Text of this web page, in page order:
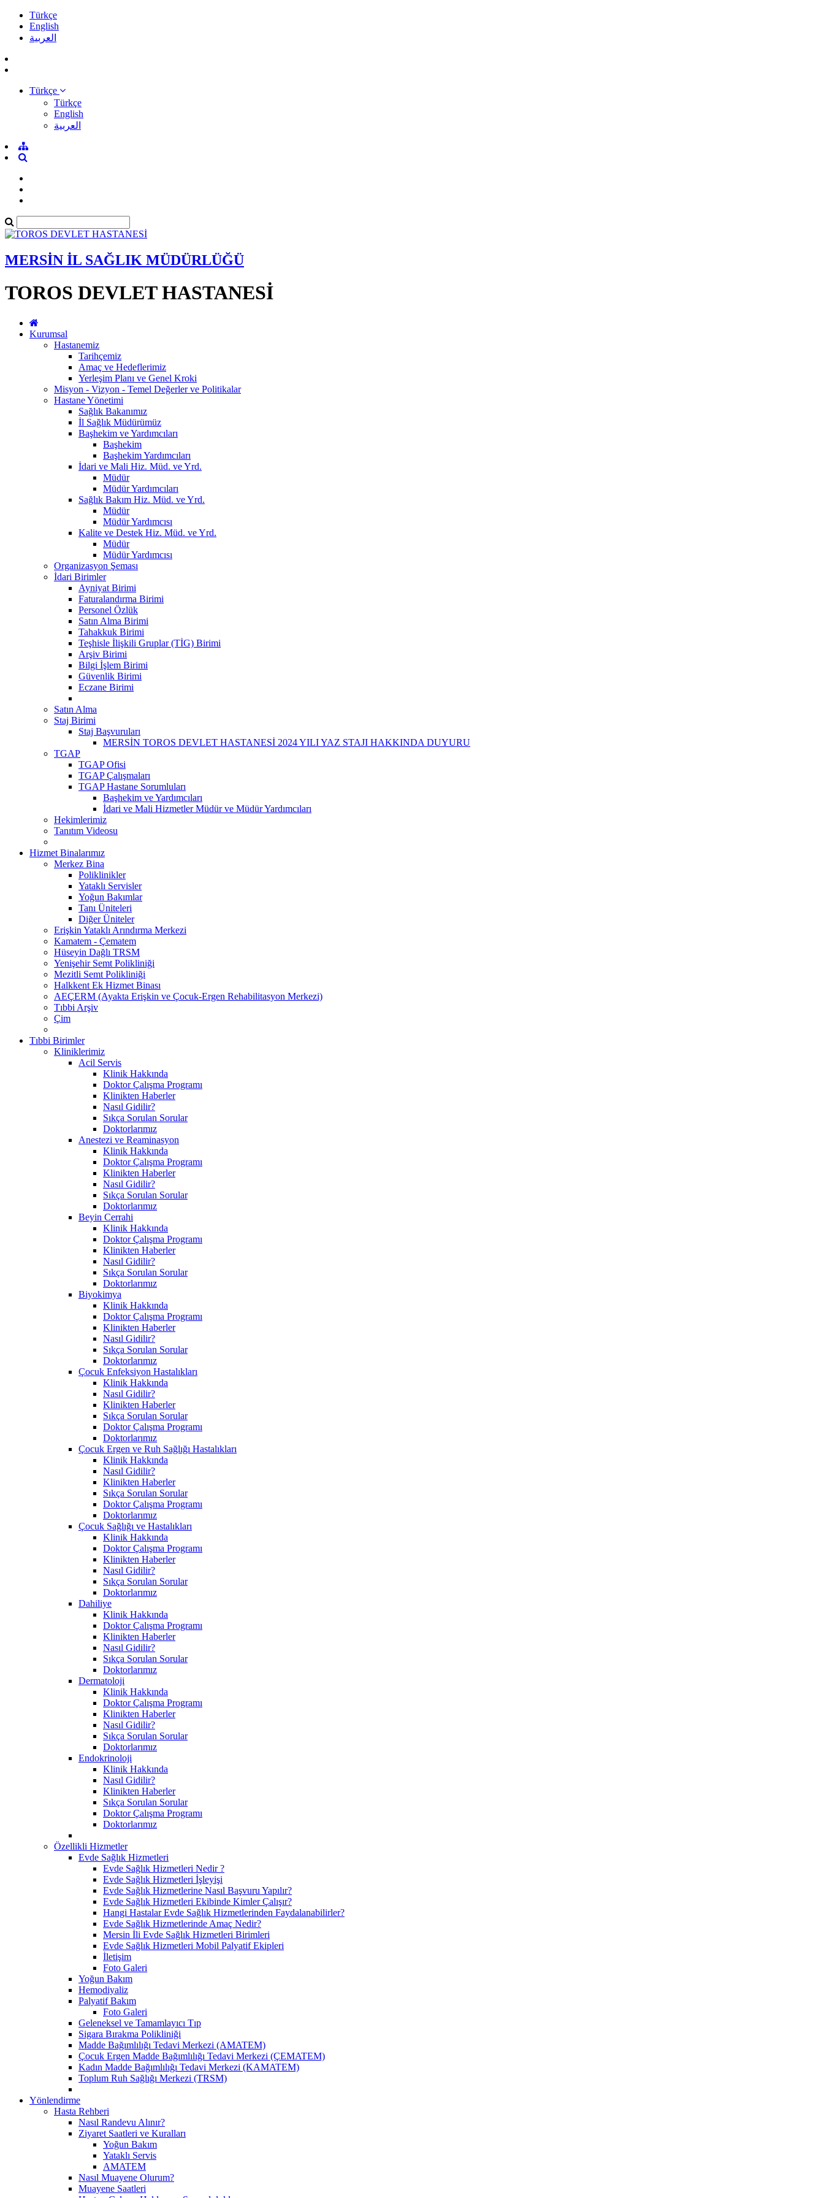
Türkçe
English
العربية
Türkçe
Türkçe
English
العربية
MERSİN İL SAĞLIK MÜDÜRLÜĞÜ
TOROS DEVLET HASTANESİ
Kurumsal
Hastanemiz
Tarihçemiz
Amaç ve Hedeflerimiz
Yerleşim Planı ve Genel Kroki
Misyon - Vizyon - Temel Değerler ve Politikalar
Hastane Yönetimi
Sağlık Bakanımız
İl Sağlık Müdürümüz
Başhekim ve Yardımcıları
Başhekim
Başhekim Yardımcıları
İdari ve Mali Hiz. Müd. ve Yrd.
Müdür
Müdür Yardımcıları
Sağlık Bakım Hiz. Müd. ve Yrd.
Müdür
Müdür Yardımcısı
Kalite ve Destek Hiz. Müd. ve Yrd.
Müdür
Müdür Yardımcısı
Organizasyon Şeması
İdari Birimler
Ayniyat Birimi
Faturalandırma Birimi
Personel Özlük
Satın Alma Birimi
Tahakkuk Birimi
Teşhisle İlişkili Gruplar (TİG) Birimi
Arşiv Birimi
Bilgi İşlem Birimi
Güvenlik Birimi
Eczane Birimi
Satın Alma
Staj Birimi
Staj Başvuruları
MERSİN TOROS DEVLET HASTANESİ 2024 YILI YAZ STAJI HAKKINDA DUYURU
TGAP
TGAP Ofisi
TGAP Çalışmaları
TGAP Hastane Sorumluları
Başhekim ve Yardımcıları
İdari ve Mali Hizmetler Müdür ve Müdür Yardımcıları
Hekimlerimiz
Tanıtım Videosu
Hizmet Binalarımız
Merkez Bina
Poliklinikler
Yataklı Servisler
Yoğun Bakımlar
Tanı Üniteleri
Diğer Üniteler
Erişkin Yataklı Arındırma Merkezi
Kamatem - Çematem
Hüseyin Dağlı TRSM
Yenişehir Semt Polikliniği
Mezitli Semt Polikliniği
Halkkent Ek Hizmet Binası
AEÇERM (Ayakta Erişkin ve Çocuk-Ergen Rehabilitasyon Merkezi)
Tıbbi Arşiv
Çim
Tıbbi Birimler
Kliniklerimiz
Acil Servis
Klinik Hakkında
Doktor Çalışma Programı
Klinikten Haberler
Nasıl Gidilir?
Sıkça Sorulan Sorular
Doktorlarımız
Anestezi ve Reaminasyon
Klinik Hakkında
Doktor Çalışma Programı
Klinikten Haberler
Nasıl Gidilir?
Sıkça Sorulan Sorular
Doktorlarımız
Beyin Cerrahi
Klinik Hakkında
Doktor Çalışma Programı
Klinikten Haberler
Nasıl Gidilir?
Sıkça Sorulan Sorular
Doktorlarımız
Biyokimya
Klinik Hakkında
Doktor Çalışma Programı
Klinikten Haberler
Nasıl Gidilir?
Sıkça Sorulan Sorular
Doktorlarımız
Çocuk Enfeksiyon Hastalıkları
Klinik Hakkında
Nasıl Gidilir?
Klinikten Haberler
Sıkça Sorulan Sorular
Doktor Çalışma Programı
Doktorlarımız
Çocuk Ergen ve Ruh Sağlığı Hastalıkları
Klinik Hakkında
Nasıl Gidilir?
Klinikten Haberler
Sıkça Sorulan Sorular
Doktor Çalışma Programı
Doktorlarımız
Çocuk Sağlığı ve Hastalıkları
Klinik Hakkında
Doktor Çalışma Programı
Klinikten Haberler
Nasıl Gidilir?
Sıkça Sorulan Sorular
Doktorlarımız
Dahiliye
Klinik Hakkında
Doktor Çalışma Programı
Klinikten Haberler
Nasıl Gidilir?
Sıkça Sorulan Sorular
Doktorlarımız
Dermatoloji
Klinik Hakkında
Doktor Çalışma Programı
Klinikten Haberler
Nasıl Gidilir?
Sıkça Sorulan Sorular
Doktorlarımız
Endokrinoloji
Klinik Hakkında
Nasıl Gidilir?
Klinikten Haberler
Sıkça Sorulan Sorular
Doktor Çalışma Programı
Doktorlarımız
Özellikli Hizmetler
Evde Sağlık Hizmetleri
Evde Sağlık Hizmetleri Nedir ?
Evde Sağlık Hizmetleri İşleyişi
Evde Sağlık Hizmetlerine Nasıl Başvuru Yapılır?
Evde Sağlık Hizmetleri Ekibinde Kimler Çalışır?
Hangi Hastalar Evde Sağlık Hizmetlerinden Faydalanabilirler?
Evde Sağlık Hizmetlerinde Amaç Nedir?
Mersin İli Evde Sağlık Hizmetleri Birimleri
Evde Sağlık Hizmetleri Mobil Palyatif Ekipleri
İletişim
Foto Galeri
Yoğun Bakım
Hemodiyaliz
Palyatif Bakım
Foto Galeri
Geleneksel ve Tamamlayıcı Tıp
Sigara Bırakma Polikliniği
Madde Bağımlılığı Tedavi Merkezi (AMATEM)
Çocuk Ergen Madde Bağımlılığı Tedavi Merkezi (ÇEMATEM)
Kadın Madde Bağımlılığı Tedavi Merkezi (KAMATEM)
Toplum Ruh Sağlığı Merkezi (TRSM)
Yönlendirme
Hasta Rehberi
Nasıl Randevu Alınır?
Ziyaret Saatleri ve Kuralları
Yoğun Bakım
Yataklı Servis
AMATEM
Nasıl Muayene Olurum?
Muayene Saatleri